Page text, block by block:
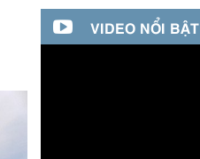
VIDEO NỔI BẬT